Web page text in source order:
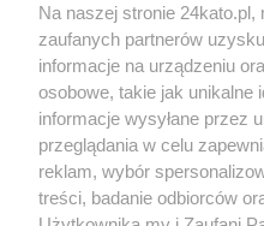
Wydawca mediów lokalnych
Nie zapomnij
zapoznać się z:
polityką prywatności
Na naszej stronie
zaufanych partnerów
informacje na urządzeniu
osobowe, takie jak unikalne
informacje wysyłane przez
przeglądania w celu
reklam, wybór
treści, badanie odbiorców